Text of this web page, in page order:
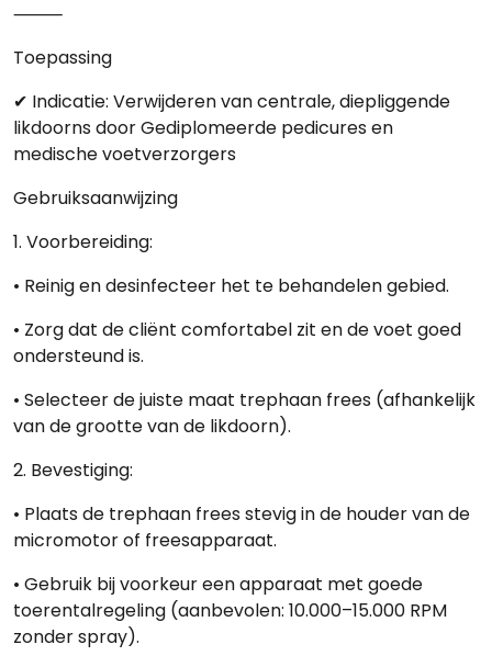
⸻
Toepassing
✔ Indicatie: Verwijderen van centrale, diepliggende
likdoorns door Gediplomeerde pedicures en
medische voetverzorgers
Gebruiksaanwijzing
1. Voorbereiding:
• Reinig en desinfecteer het te behandelen gebied.
• Zorg dat de cliënt comfortabel zit en de voet goed
ondersteund is.
• Selecteer de juiste maat trephaan frees (afhankelijk
van de grootte van de likdoorn).
2. Bevestiging:
• Plaats de trephaan frees stevig in de houder van de
micromotor of freesapparaat.
• Gebruik bij voorkeur een apparaat met goede
toerentalregeling (aanbevolen: 10.000–15.000 RPM
zonder spray).